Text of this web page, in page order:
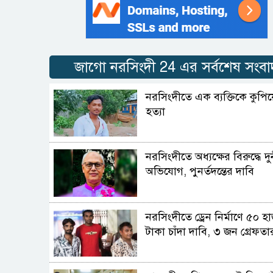
জাগো নরসিংদী 24 এর সর্বশেষ
নরসিংদীতে এক ব্যক্তিকে
হত্যা
নরসিংদীতে অধ্যক্ষের বিরুদ্ধে
অভিযোগ, পুনর্তদন্তের দাবি
নরসিংদীতে ড্রেন নির্মাণে ৫০
টাকা চাঁদা দাবি, ৩ জন